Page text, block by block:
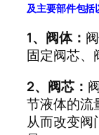
及主要部件包括
1、阀体：
固定阀芯、
2、阀芯：
节液体的流
从而改变阀